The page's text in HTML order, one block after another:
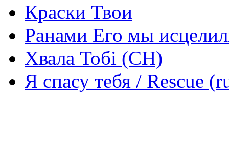
Краски Твои
Ранами Его мы
Хвала Тобі (СН)
Я спасу тебя / Rescue